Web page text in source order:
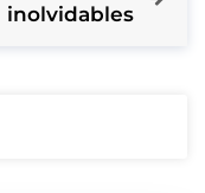
inolvidables